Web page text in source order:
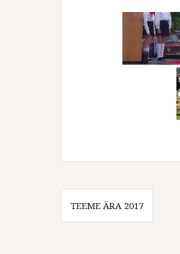
Post
navigation
TEEME ÄRA 2017